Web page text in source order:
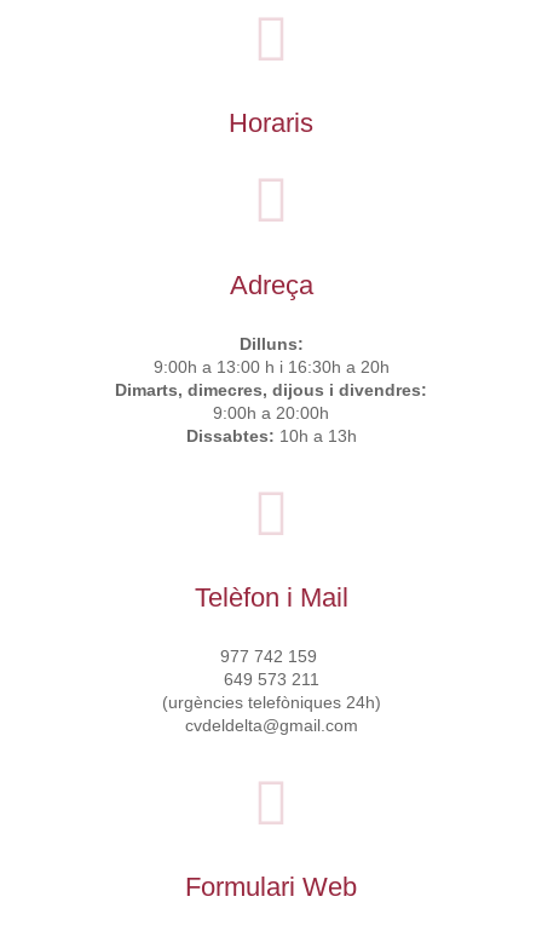
Horaris
Adreça
Dilluns:
9:00h a 13:00 h i 16:30h a 20h
Dimarts, dimecres, dijous i divendres:
9:00h a 20:00h
Dissabtes: 10h a 13h
Telèfon i Mail
977 742 159
649 573 211
(urgències telefòniques 24h)
cvdeldelta@gmail.com
Formulari Web